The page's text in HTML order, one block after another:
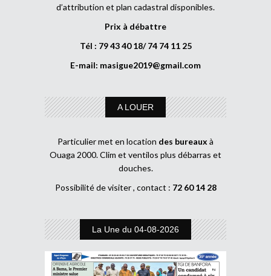
d’attribution et plan cadastral disponibles.
Prix à débattre
Tél : 79 43 40 18/ 74 74 11 25
E-mail: masigue2019@gmail.com
A LOUER
Particulier met en location des bureaux à
Ouaga 2000. Clim et ventilos plus débarras et
douches.
Possibilité de visiter , contact : 72 60 14 28
La Une du 04-08-2026